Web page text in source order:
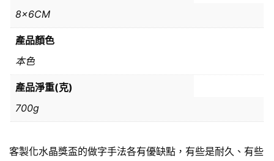
8x6CM
產品顏色
本色
產品淨重(克)
700g
客製化水晶獎盃的做字手法各有優缺點，有些是耐久、有些